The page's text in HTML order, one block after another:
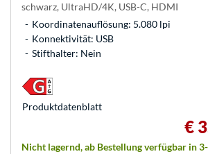
schwarz, UltraHD/4K, USB-C, HDMI
Koordinatenauflösung: 5.080 lpi
Konnektivität: USB
Stifthalter: Nein
€
Nicht lagernd, ab Bestellung verfügbar in
Produkt­datenblatt